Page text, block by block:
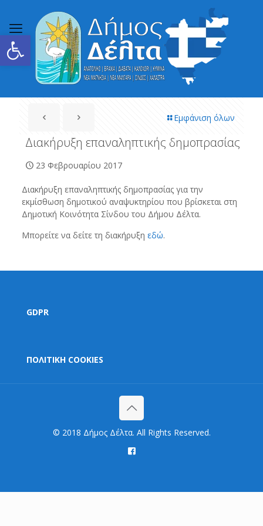
Ανοίξτε τη γραμμή εργαλείων
Εμφάνιση όλων
Διακήρυξη επαναληπτικής δημοπρασίας
23 Φεβρουαρίου 2017
Διακήρυξη επαναληπτικής δημοπρασίας για την
εκμίσθωση δημοτικού αναψυκτηρίου που βρίσκεται στη
Δημοτική Κοινότητα Σίνδου του Δήμου Δέλτα.
Μπορείτε να δείτε τη διακήρυξη εδώ.
GDPR
ΠΟΛΙΤΙΚΗ COOKIES
© 2018 Δήμος Δέλτα. All Rights Reserved.